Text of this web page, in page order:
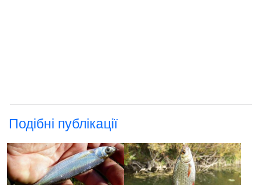
Подібні публікації